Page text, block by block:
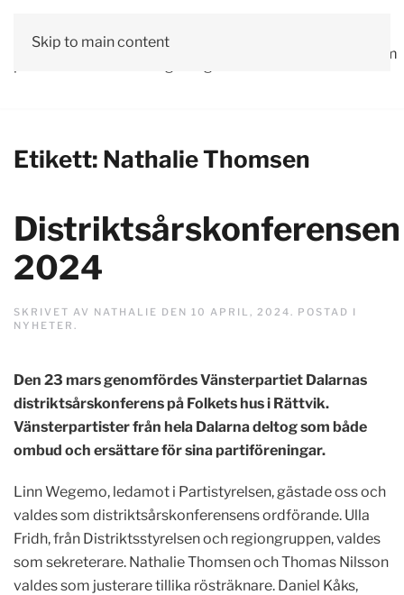
Skip to main content
Vår
Debatt
OmLäs våra
Valprogram
Etikett: Nathalie Thomsen
Distriktsårskonferensen
2024
SKRIVET AV NATHALIE DEN 10 APRIL, 2024. POSTAD I
NYHETER .
Den 23 mars genomfördes Vänsterpartiet Dalarnas
distriktsårskonferens på Folkets hus i Rättvik.
Vänsterpartister från hela Dalarna deltog som både
ombud och ersättare för sina partiföreningar.
Linn Wegemo, ledamot i Partistyrelsen, gästade oss och
valdes som distriktsårskonferensens ordförande. Ulla
Fridh, från Distriktsstyrelsen och regiongruppen, valdes
som sekreterare. Nathalie Thomsen och Thomas Nilsson
valdes som justerare tillika rösträknare. Daniel Kåks,